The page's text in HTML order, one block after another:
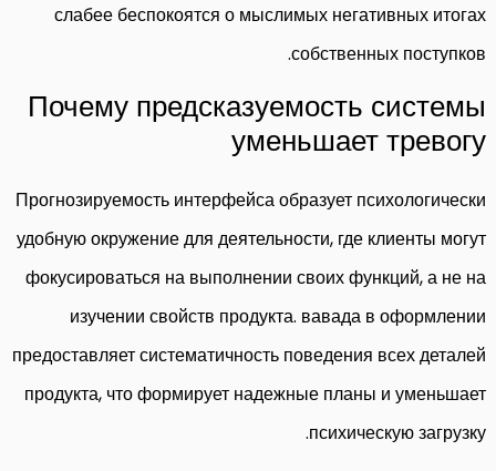
слабее беспокоятся о мыслимых негативных итогах
собственных поступков.
Почему предсказуемость системы
уменьшает тревогу
Прогнозируемость интерфейса образует психологически
удобную окружение для деятельности, где клиенты могут
фокусироваться на выполнении своих функций, а не на
изучении свойств продукта. вавада в оформлении
предоставляет систематичность поведения всех деталей
продукта, что формирует надежные планы и уменьшает
психическую загрузку.